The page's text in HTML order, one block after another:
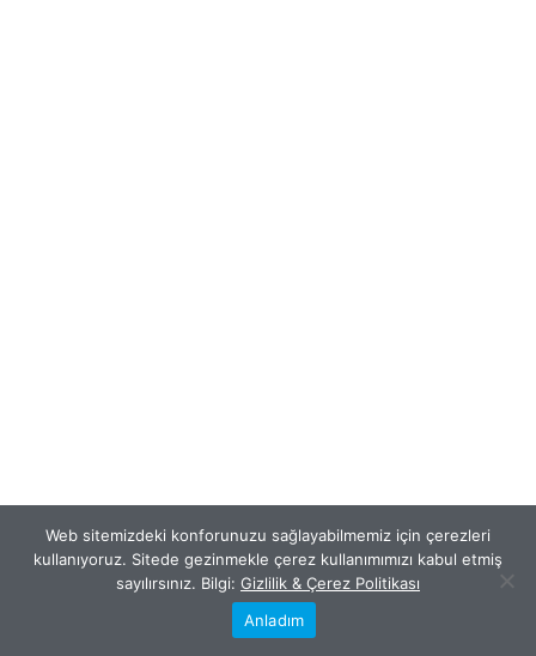
Web sitemizdeki konforunuzu sağlayabilmemiz için çerezleri
kullanıyoruz. Sitede gezinmekle çerez kullanımımızı kabul etmiş
sayılırsınız. Bilgi: Gizlilik & Çerez Politikası
Anladım